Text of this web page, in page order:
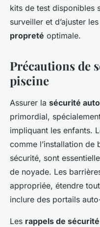
kits de test disponibles
surveiller et d’ajuster
propreté optimale.
Précautions de
piscine
Assurer la sécurité
primordial,
impliquant les enfants.
comme l’installation de
sécurité, sont
de noyade. Les
appropriée, étendre
inclure des portails
Les rappels de sécurité